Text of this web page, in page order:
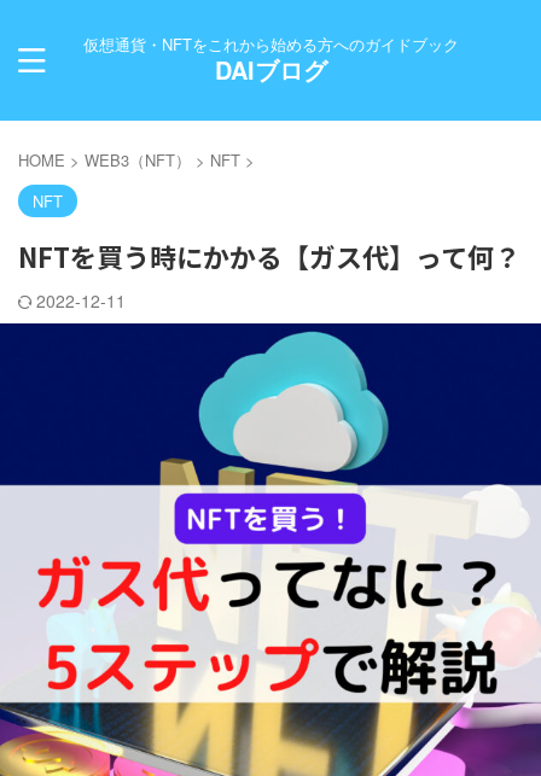
仮想通貨・NFTをこれから始める方へのガイドブック
DAIブログ
HOME > WEB3（NFT） > NFT >
NFT
NFTを買う時にかかる【ガス代】って何？
2022-12-11